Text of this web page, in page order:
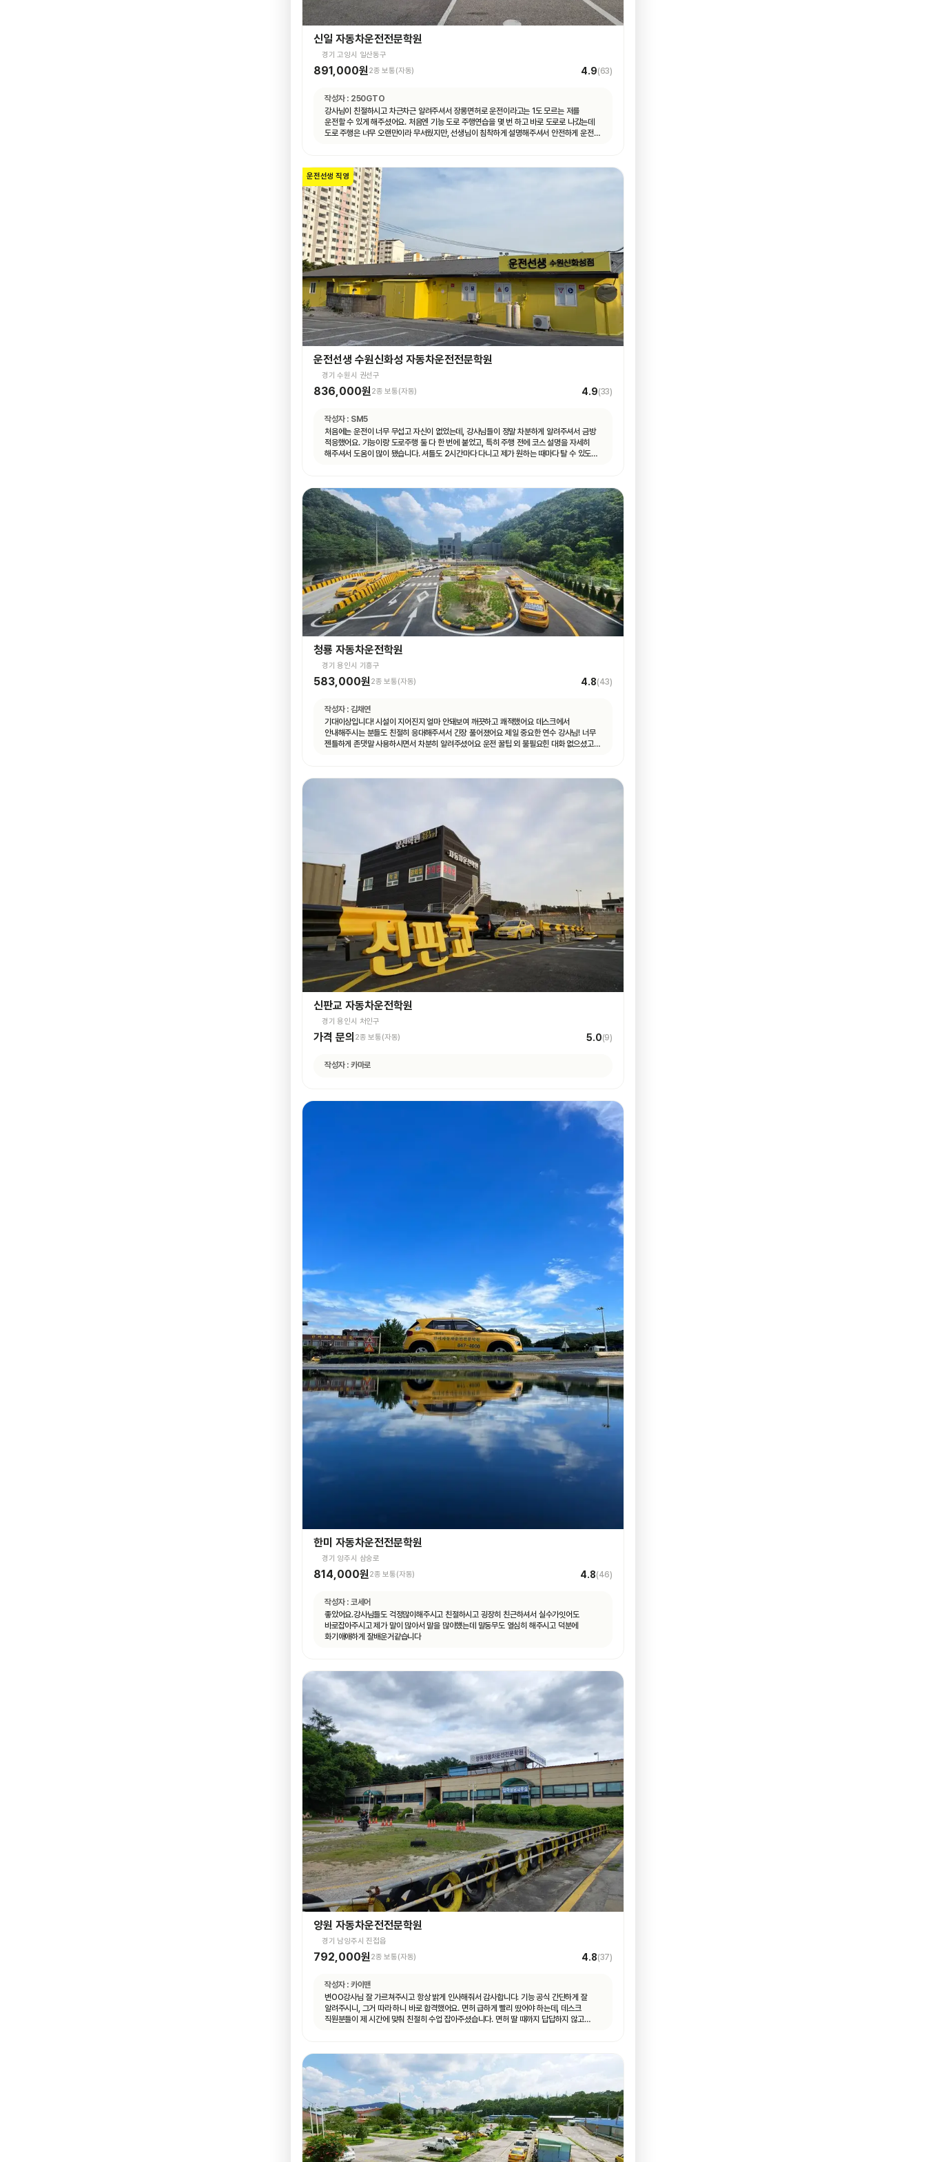
신일 자동차운전전문학원
경기 고양시 일산동구
891,000원 2종 보통(자동) 4.9(63)
작성자 : 250GTO
강사님이 친절하시고 차근차근 알려주셔서 장롱면허로 운전이라고는 1도 모르는 저를
운전할 수 있게 해주셨어요. 처음엔 기능 도로 주행연습을 몇 번 하고 바로 도로로 나갔는데
도로 주행은 너무 오랜만이라 무서웠지만, 선생님이 침착하게 설명해주셔서 안전하게 운전할
운전선생 직영
운전선생 수원신화성 자동차운전전문학원
경기 수원시 권선구
836,000원 2종 보통(자동) 4.9(33)
작성자 : SM5
처음에는 운전이 너무 무섭고 자신이 없었는데, 강사님들이 정말 차분하게 알려주셔서 금방
적응했어요. 기능이랑 도로주행 둘 다 한 번에 붙었고, 특히 주행 전에 코스 설명을 자세히
해주셔서 도움이 많이 됐습니다. 셔틀도 2시간마다 다니고 제가 원하는 때마다 탈 수 있도록
청룡 자동차운전학원
경기 용인시 기흥구
583,000원 2종 보통(자동) 4.8(43)
작성자 : 김채연
기대이상입니다! 시설이 지어진지 얼마 안돼보여 깨끗하고 쾌적했어요 데스크에서
안내해주시는 분들도 친절히 응대해주셔서 긴장 풀어졌어요 제일 중요한 연수 강사님! 너무
젠틀하게 존댓말 사용하시면서 차분히 알려주셨어요 운전 꿀팁 외 불필요힌 대화 없으셨고
신판교 자동차운전학원
경기 용인시 처인구
가격 문의 2종 보통(자동) 5.0(9)
작성자 : 카마로
한미 자동차운전전문학원
경기 양주시 삼숭로
814,000원 2종 보통(자동) 4.8(46)
작성자 : 코세어
좋았어요.강사님들도 걱정많이해주시고 친절하시고 굉장히 친근하셔서 실수가잇어도
바로잡아주시고 제가 말이 많아서 말을 많이헀는데 말동무도 열심히 해주시고 덕분에
화기애애하게 잘배운거같습니다
양원 자동차운전전문학원
경기 남양주시 진접읍
792,000원2종 보통(자동) 4.8(37)
작성자 : 카이맨
변OO강사님 잘 가르쳐주시고 항상 밝게 인사해줘서 감사합니다. 기능 공식 간단하게 잘
알려주시니, 그거 따라 하니 바로 합격했어요. 면허 급하게 빨리 땄어야 하는데, 데스크
직원분들이 제 시간에 맞춰 친절히 수업 잡아주셨습니다. 면허 딸 때까지 답답하지 않고